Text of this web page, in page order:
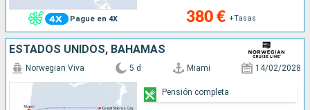
Pague en 4X 380 € +Tasas
ESTADOS UNIDOS, BAHAMAS
Norwegian Viva 5 d Miami 14/02/2028
Pensión completa